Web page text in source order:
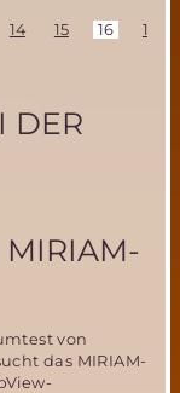
14 15 16 17
DER
MIRIAM-
von
das MIRIAM-